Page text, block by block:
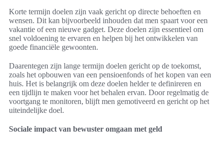
Korte termijn doelen zijn vaak gericht op directe behoeften en
wensen. Dit kan bijvoorbeeld inhouden dat men spaart voor een
vakantie of een nieuwe gadget. Deze doelen zijn essentieel om
snel voldoening te ervaren en helpen bij het ontwikkelen van
goede financiële gewoonten.
Daarentegen zijn lange termijn doelen gericht op de toekomst,
zoals het opbouwen van een pensioenfonds of het kopen van een
huis. Het is belangrijk om deze doelen helder te definireren en
een tijdlijn te maken voor het behalen ervan. Door regelmatig de
voortgang te monitoren, blijft men gemotiveerd en gericht op het
uiteindelijke doel.
Sociale impact van bewuster omgaan met geld